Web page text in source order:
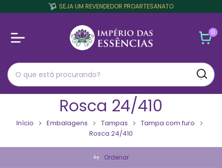
SEJA UM REVENDEDOR PROARTESANATO
0
Rosca 24/410
Início Embalagens Tampas
Tampa com furo
Rosca 24/410
Ordenar